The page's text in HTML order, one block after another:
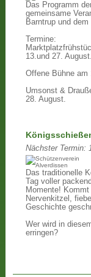
Das Programm
gemeinsame
Barntrup und
Termine:
13.und 27. August.
Offene Bühne am
Umsonst &
28. August.
Nächster Termin:
Das traditionelle
Tag voller
Momente!
Nervenkitzel,
Geschichte
Wer wird in
erringen?